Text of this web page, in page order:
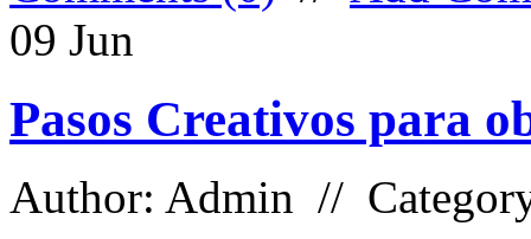
09 Jun
Pasos Creativos para
Author: Admin //